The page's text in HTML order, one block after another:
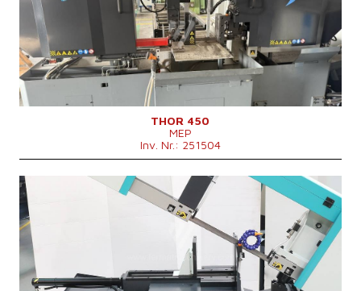
Max. Durchmesser des geschnittenen
Materials
450 mm
Maschinenabmessungen L x B x H
3050 x 1340 x 2050
mm
Maschinengewicht
3000 kg
Hauptmotorleistung
7,5 kW
Anbringunggeschwindigkeit
20-100 m/min
Kontrollsystem
nein
THOR 450
MEP
Inv. Nr.: 251504
Max. Durchmesser des geschnittenen
Materials
250 (při plném materiálu)
Maschinengewicht
750 kg
Hauptmotorleistung
3 kW
Kontrollsystem
nein